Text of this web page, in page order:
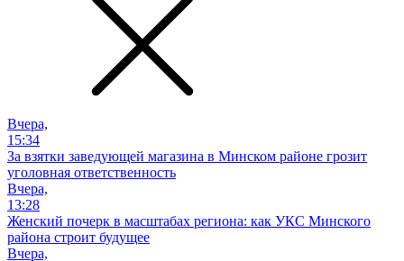
Вчера,
15:34
За взятки заведующей магазина в Минском районе грозит
уголовная ответственность
Вчера,
13:28
Женский почерк в масштабах региона: как УКС Минского
района строит будущее
Вчера,